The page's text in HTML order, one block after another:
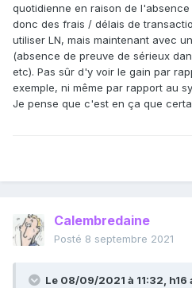
quotidienne en raison de
donc des frais / délais de
utiliser LN, mais maintenant avec
(absence de preuve de sérieux
etc). Pas sûr d'y voir le gain par
exemple, ni même par rapport au
Je pense que c'est en ça que
Calembredaine
Posté 8 septembre 2021
Le 08/09/2021 à 11:32, h16